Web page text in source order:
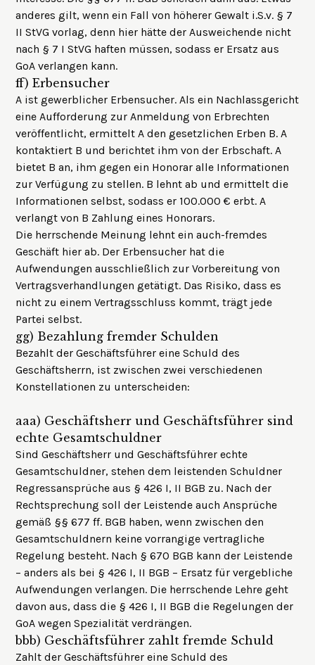
anderes gilt, wenn ein Fall von höherer Gewalt i.S.v. § 7
II StVG vorlag, denn hier hätte der Ausweichende nicht
nach § 7 I StVG haften müssen, sodass er Ersatz aus
GoA verlangen kann.
ff) Erbensucher
A ist gewerblicher Erbensucher. Als ein Nachlassgericht
eine Aufforderung zur Anmeldung von Erbrechten
veröffentlicht, ermittelt A den gesetzlichen Erben B. A
kontaktiert B und berichtet ihm von der Erbschaft. A
bietet B an, ihm gegen ein Honorar alle Informationen
zur Verfügung zu stellen. B lehnt ab und ermittelt die
Informationen selbst, sodass er 100.000 € erbt. A
verlangt von B Zahlung eines Honorars.
Die herrschende Meinung lehnt ein auch-fremdes
Geschäft hier ab. Der Erbensucher hat die
Aufwendungen ausschließlich zur Vorbereitung von
Vertragsverhandlungen getätigt. Das Risiko, dass es
nicht zu einem Vertragsschluss kommt, trägt jede
Partei selbst.
gg) Bezahlung fremder Schulden
Bezahlt der Geschäftsführer eine Schuld des
Geschäftsherrn, ist zwischen zwei verschiedenen
Konstellationen zu unterscheiden:
aaa) Geschäftsherr und Geschäftsführer sind
echte Gesamtschuldner
Sind Geschäftsherr und Geschäftsführer echte
Gesamtschuldner, stehen dem leistenden Schuldner
Regressansprüche aus § 426 I, II BGB zu. Nach der
Rechtsprechung soll der Leistende auch Ansprüche
gemäß §§ 677 ff. BGB haben, wenn zwischen den
Gesamtschuldnern keine vorrangige vertragliche
Regelung besteht. Nach § 670 BGB kann der Leistende
– anders als bei § 426 I, II BGB – Ersatz für vergebliche
Aufwendungen verlangen. Die herrschende Lehre geht
davon aus, dass die § 426 I, II BGB die Regelungen der
GoA wegen Spezialität verdrängen.
bbb) Geschäftsführer zahlt fremde Schuld
Zahlt der Geschäftsführer eine Schuld des